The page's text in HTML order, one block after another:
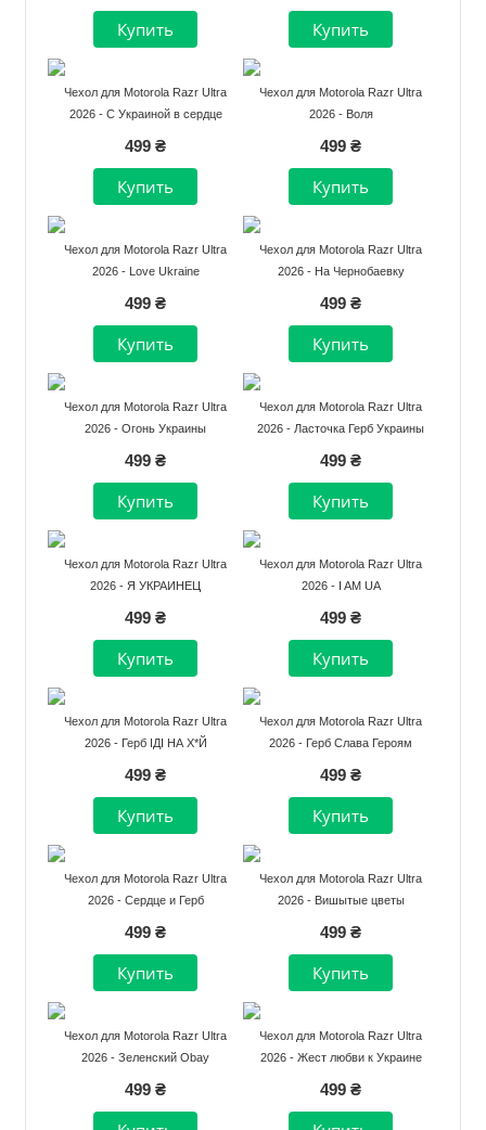
Чехол для Motorola Razr Ultra
2026 - С Украиной в сердце
499 ₴
Чехол для Motorola Razr Ultra
2026 - Воля
499 ₴
Чехол для Motorola Razr Ultra
2026 - Love Ukraine
499 ₴
Чехол для Motorola Razr Ultra
2026 - На Чернобаевку
499 ₴
Чехол для Motorola Razr Ultra
2026 - Огонь Украины
499 ₴
Чехол для Motorola Razr Ultra
2026 - Ласточка Герб Украины
499 ₴
Чехол для Motorola Razr Ultra
2026 - Я УКРАИНЕЦ
499 ₴
Чехол для Motorola Razr Ultra
2026 - I AM UA
499 ₴
Чехол для Motorola Razr Ultra
2026 - Герб ІДІ НА Х*Й
499 ₴
Чехол для Motorola Razr Ultra
2026 - Герб Слава Героям
499 ₴
Чехол для Motorola Razr Ultra
2026 - Сердце и Герб
499 ₴
Чехол для Motorola Razr Ultra
2026 - Вишытые цветы
499 ₴
Чехол для Motorola Razr Ultra
2026 - Зеленский Obay
499 ₴
Чехол для Motorola Razr Ultra
2026 - Жест любви к Украине
499 ₴